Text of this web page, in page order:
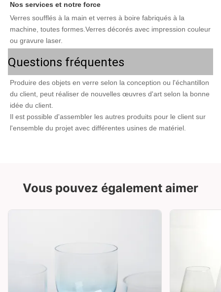
Nos services et notre force
Verres soufflés à la main et verres à boire fabriqués à la
machine, toutes formes.Verres décorés avec impression couleur
ou gravure laser.
Questions fréquentes
Produire des objets en verre selon la conception ou l'échantillon
du client, peut réaliser de nouvelles œuvres d'art selon la bonne
idée du client.
Il est possible d'assembler les autres produits pour le client sur
l'ensemble du projet avec différentes usines de matériel.
Vous pouvez également aimer